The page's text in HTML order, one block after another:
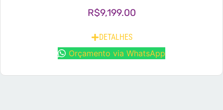
R$9,199.00
DETALHES
Orçamento via WhatsApp